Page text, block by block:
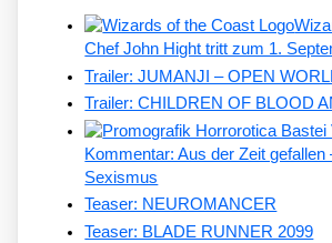
Chef John Hight tritt zum 1.
Trailer: JUMANJI – OPEN
Trailer: CHILDREN OF BLOOD
Kommentar: Aus der Zeit gefallen
Sexismus
Teaser: NEUROMANCER
Teaser: BLADE RUNNER 2099